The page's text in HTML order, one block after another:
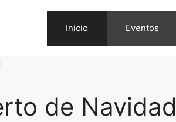
Inicio Eventos
de Navidad